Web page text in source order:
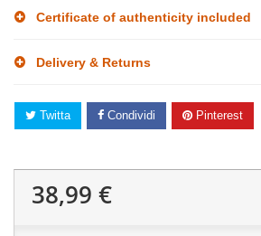
Certificate of authenticity included
Delivery & Returns
Twitta Condividi Pinterest
38,99 €